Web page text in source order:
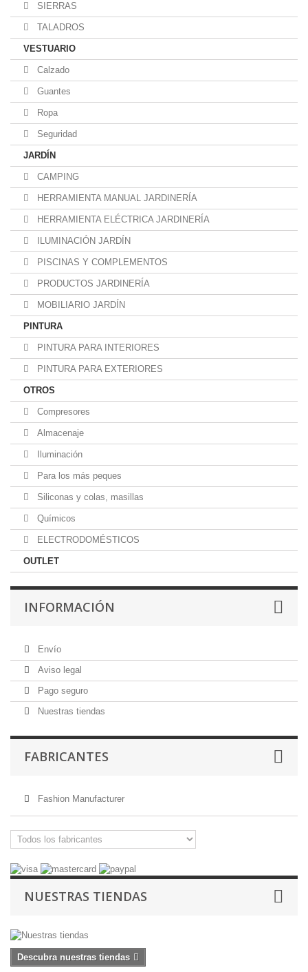
SIERRAS
TALADROS
VESTUARIO
Calzado
Guantes
Ropa
Seguridad
JARDÍN
CAMPING
HERRAMIENTA MANUAL JARDINERÍA
HERRAMIENTA ELÉCTRICA JARDINERÍA
ILUMINACIÓN JARDÍN
PISCINAS Y COMPLEMENTOS
PRODUCTOS JARDINERÍA
MOBILIARIO JARDÍN
PINTURA
PINTURA PARA INTERIORES
PINTURA PARA EXTERIORES
OTROS
Compresores
Almacenaje
Iluminación
Para los más peques
Siliconas y colas, masillas
Químicos
ELECTRODOMÉSTICOS
OUTLET
INFORMACIÓN
Envío
Aviso legal
Pago seguro
Nuestras tiendas
FABRICANTES
Fashion Manufacturer
NUESTRAS TIENDAS
Descubra nuestras tiendas